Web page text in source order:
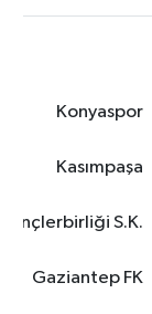
Konyaspor
Kasımpaşa
S.K.
Gaziantep FK